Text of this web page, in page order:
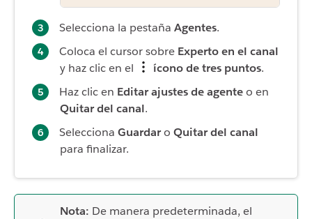
Selecciona la pestaña Agentes.
Coloca el cursor sobre Experto en el canal
y haz clic en el
ícono de tres puntos.
Haz clic en Editar ajustes de agenteo en
Quitar del canal.
Selecciona Guardaro Quitar del canal
para finalizar.
Nota: De manera predeterminada, el